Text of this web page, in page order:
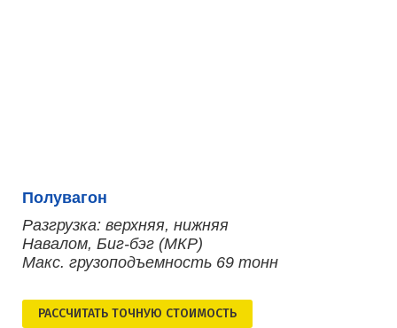
Полувагон
Разгрузка: верхняя, нижняя
Навалом, Биг-бэг (МКР)
Макс. грузоподъемность 69 тонн
РАСCЧИТАТЬ ТОЧНУЮ СТОИМОСТЬ